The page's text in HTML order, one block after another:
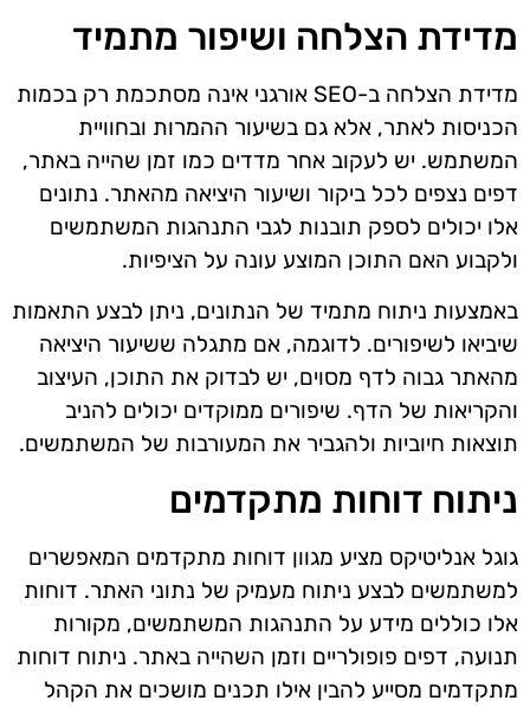
מדידת הצלחה ושיפור מתמיד
מדידת הצלחה ב-SEO אורגני אינה מסתכמת רק בכמות
הכניסות לאתר, אלא גם בשיעור ההמרות ובחוויית
המשתמש. יש לעקוב אחר מדדים כמו זמן שהייה באתר,
דפים נצפים לכל ביקור ושיעור היציאה מהאתר. נתונים
אלו יכולים לספק תובנות לגבי התנהגות המשתמשים
ולקבוע האם התוכן המוצע עונה על הציפיות.
באמצעות ניתוח מתמיד של הנתונים, ניתן לבצע התאמות
שיביאו לשיפורים. לדוגמה, אם מתגלה ששיעור היציאה
מהאתר גבוה לדף מסוים, יש לבדוק את התוכן, העיצוב
והקריאות של הדף. שיפורים ממוקדים יכולים להניב
תוצאות חיוביות ולהגביר את המעורבות של המשתמשים.
ניתוח דוחות מתקדמים
גוגל אנליטיקס מציע מגוון דוחות מתקדמים המאפשרים
למשתמשים לבצע ניתוח מעמיק של נתוני האתר. דוחות
אלו כוללים מידע על התנהגות המשתמשים, מקורות
תנועה, דפים פופולריים וזמן השהייה באתר. ניתוח דוחות
מתקדמים מסייע להבין אילו תכנים מושכים את הקהל